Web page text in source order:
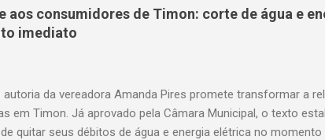
aos consumidores de Timon: corte de água e
imediato
autoria da vereadora Amanda Pires promete transformar a
em Timon. Já aprovado pela Câmara Municipal, o texto
quitar seus débitos de água e energia elétrica no